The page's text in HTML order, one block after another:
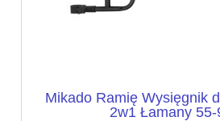
Mikado Ramię Wysięgnik
2w1 Łamany 55-